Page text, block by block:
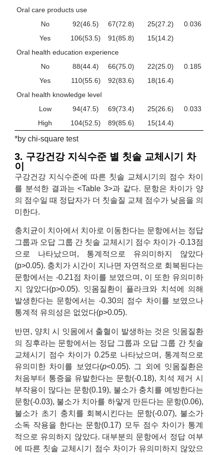
Oral care products use
No
92(46.5) 67(72.8) 25(27.2)
0.036
Yes
106(53.5) 91(85.8)
15(14.2)
Oral health education experience
No
88(44.4) 66(75.0) 22(25.0)
0.185
Yes
110(55.6) 92(83.6)
18(16.4)
Oral health knowledge level
Low
94(47.5) 69(73.4) 25(26.6)
0.033
High
104(52.5) 89(85.6) 15(14.4)
*by chi-square test
3. 구강건강 지식수준 별 칫솔 교체시기 차
이
구강건강 지식수준에 따른 칫솔 교체시기의 점수 차이
를 분석한 결과는 <Table 3>과 같다. 문항은 차이가 양
의 점수일 때 정답자가 더 칫솔질 교체 점수가 낮음을 의
미한다.
충치균이 치아에서 치아로 이동한다는 문항에서는 정답
그룹과 오답 그룹 간 칫솔 교체시기 점수 차이가 -0.13점
으로 나타났으며, 통계적으로 유의미하지 않았다
(p>0.05). 충치가 시간이 지나면 자연적으로 회복된다는
문항에서는 -0.21점 차이를 보였으며, 이 또한 유의미하
지 않았다(p>0.05). 잇몸질환이 플라크와 치석에 의해
발생한다는 문항에서는 -0.30의 점수 차이를 보였으나
통계적 유의성은 없었다(p>0.05).
반면, 양치 시 잇몸에서 출혈이 발생하는 것은 잇몸질환
의 징후라는 문항에서는 정답 그룹과 오답 그룹 간 칫솔
교체시기 점수 차이가 0.25로 나타났으며, 통계적으로
유의미한 차이를 보였다(p<0.05). 그 외에 잇몸질환은
처음부터 통증을 유발한다는 문항(-0.18), 치석 제거 시
부작용이 많다는 문항(0.19), 불소가 충치를 예방한다는
문항(-0.03), 불소가 치아를 하얗게 만든다는 문항(0.06),
불소가 초기 충치를 회복시킨다는 문항(-0.07), 불소가
소독 작용을 한다는 문항(0.17) 모두 점수 차이가 통계
적으로 유의하지 않았다. 대부분의 문항에서 정답 여부
에 따른 칫솔 교체시기 점수 차이가 유의미하지 않았으